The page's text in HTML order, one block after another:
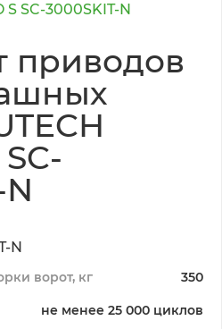
S SC-3000SKIT-N
приводов
N
ворот, кг 350
не менее 25 000 циклов